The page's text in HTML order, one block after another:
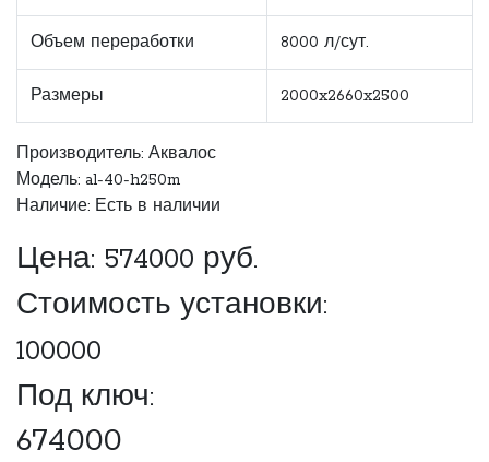
Объем переработки 8000 л/сут.
Размеры 2000x2660x2500
Производитель: Аквалос
Модель: al-40-h250m
Наличие: Есть в наличии
Цена: 574000 руб.
Стоимость установки:
100000
Под ключ:
674000